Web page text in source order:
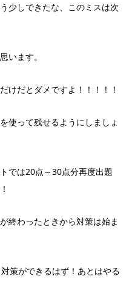
少しできたな、このミスは次
います。
けだとダメですよ！！！！！
使って残せるようにしましょ
では20点～30点分再度出題
終わったときから対策は始ま
策ができるはず！あとはやる